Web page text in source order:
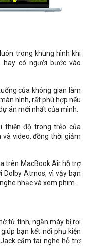
trong khung hình khi
hay có người bước vào
của không gian làm
hình, rất phù hợp nếu
án mới nhất của mình.
thiện độ trong trẻo của
video, đồng thời giảm
trên MacBook Air hỗ trợ
Dolby Atmos, vì vậy bạn
nhạc và xem phim.
từ tính, ngăn máy bị rơi
bạn kết nối phụ kiện
cắm tai nghe hỗ trợ